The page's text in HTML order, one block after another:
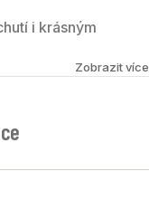
i krásným
čaj
slézu a slunečnice.
Zobrazit více